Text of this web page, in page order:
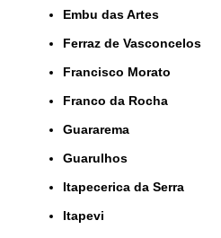
Embu das Artes
Ferraz de Vasconcelos
Francisco Morato
Franco da Rocha
Guararema
Guarulhos
Itapecerica da Serra
Itapevi